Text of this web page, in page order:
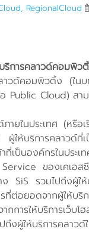
, RegionalCloud
ริการคลาวด์คอมพิว
าวด์คอมพิวติ้ง (ใน
Public Cloud) สา
ภายในประเทศ (หรื
ห้บริการคลาวด์ที่เป็
ที่เป็นองค์กรในปร
ของเคเอ
SiS รวมไปถึงผู้ให้
ที่ต่อยอดจากผู้ให้บ
กการให้บริการเว็
งผู้ให้บริการคลาวด์